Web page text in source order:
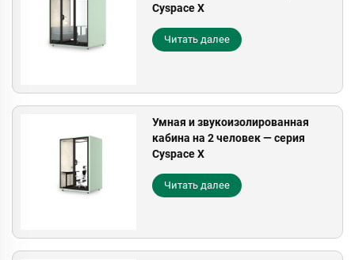
Cyspace X
Читать далее
Умная и звукоизолированная
кабина на 2 человек — серия
Cyspace X
Читать далее